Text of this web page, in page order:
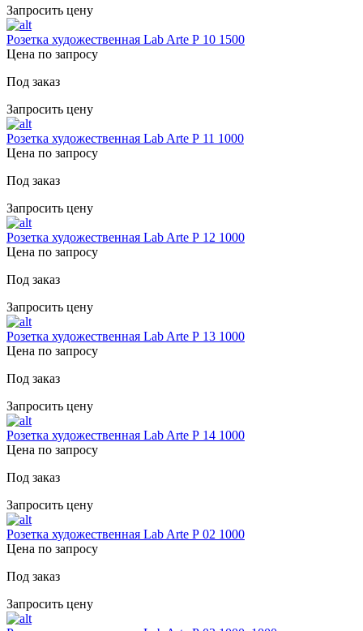
Запросить цену
Розетка художественная Lab Arte Р 10 1500
Цена по запросу
Под заказ
Запросить цену
Розетка художественная Lab Arte Р 11 1000
Цена по запросу
Под заказ
Запросить цену
Розетка художественная Lab Arte Р 12 1000
Цена по запросу
Под заказ
Запросить цену
Розетка художественная Lab Arte Р 13 1000
Цена по запросу
Под заказ
Запросить цену
Розетка художественная Lab Arte Р 14 1000
Цена по запросу
Под заказ
Запросить цену
Розетка художественная Lab Arte Р 02 1000
Цена по запросу
Под заказ
Запросить цену